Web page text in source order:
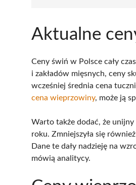
Aktualne
Ceny świń w Polsce cały
i zakładów mięsnych, ceny
wcześniej średnia cena
cena wieprzowiny, może ją
Warto także dodać, że
roku. Zmniejszyła się
Dane te dały nadzieję na
mówią analitycy.